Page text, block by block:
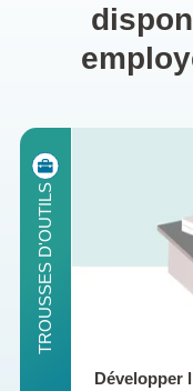
TROUSSES D'OUTILS
Développer